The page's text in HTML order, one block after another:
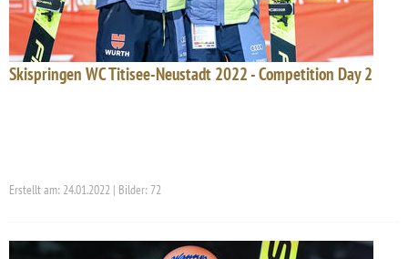
Skispringen WC Titisee-Neustadt 2022 - Competition Day 2
Erstellt am: 24.01.2022 | Bilder: 72